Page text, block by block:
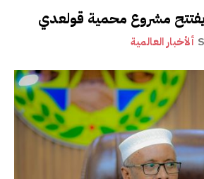
مشروع محمية قولعدي
ألأخبار العالمية